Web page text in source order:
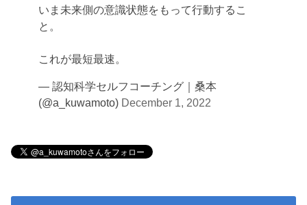
いま未来側の意識状態をもって行動するこ
と。
これが最短最速。
— 認知科学セルフコーチング｜桑本
(@a_kuwamoto) December 1, 2022